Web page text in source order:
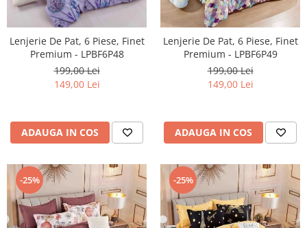
Lenjerie De Pat, 6 Piese, Finet
Premium - LPBF6P48
199,00 Lei
149,00 Lei
ADAUGA IN COS
Lenjerie De Pat, 6 Piese, Finet
Premium - LPBF6P49
199,00 Lei
149,00 Lei
ADAUGA IN COS
-25% -25%